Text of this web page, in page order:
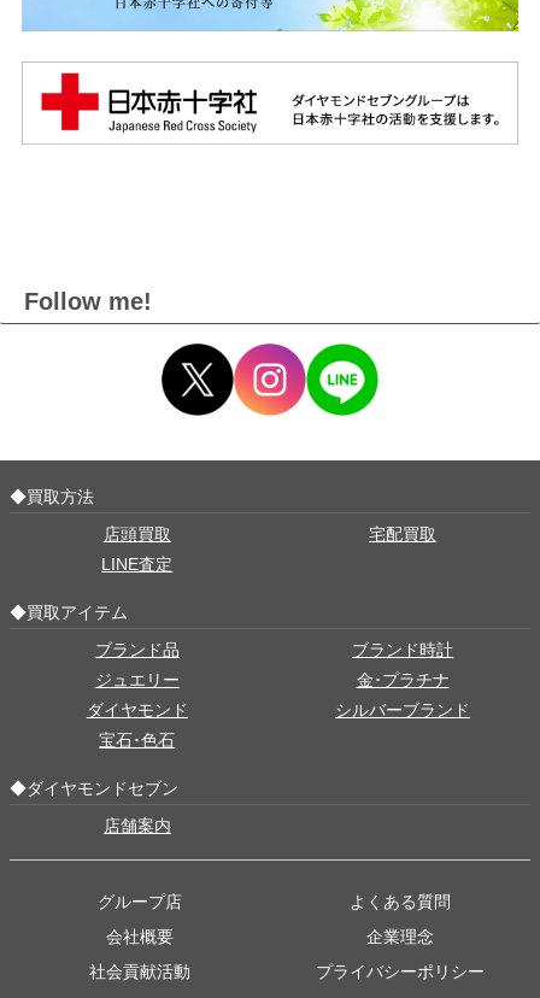
Follow me!
◆買取方法
店頭買取
宅配買取
LINE査定
◆買取アイテム
ブランド品
ブランド時計
ジュエリー
金･プラチナ
ダイヤモンド
シルバーブランド
宝石･色石
◆ダイヤモンドセブン
店舗案内
グループ店
よくある質問
会社概要
企業理念
社会貢献活動
プライバシーポリシー